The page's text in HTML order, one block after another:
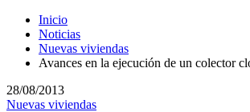
Inicio
Noticias
Nuevas viviendas
Avances en la ejecución de un colector
28/08/2013
Nuevas viviendas